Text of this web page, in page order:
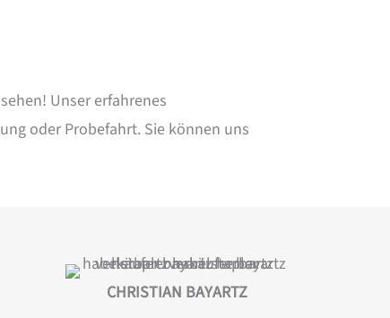
Unser erfahrenes
oder Probefahrt. Sie können uns
CHRISTIAN BAYARTZ